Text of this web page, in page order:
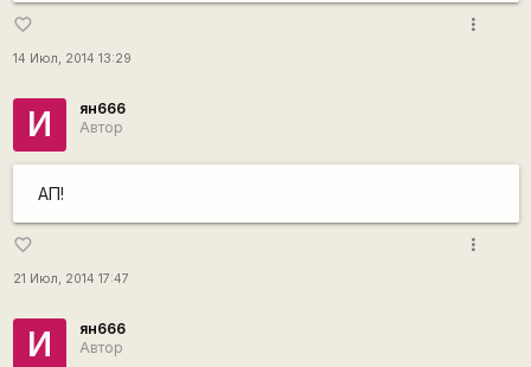
favorite_border
14 Июл, 2014 13:29
more_vert
И
ян666
Автор
АП!
favorite_border
21 Июл, 2014 17:47
more_vert
И
ян666
Автор